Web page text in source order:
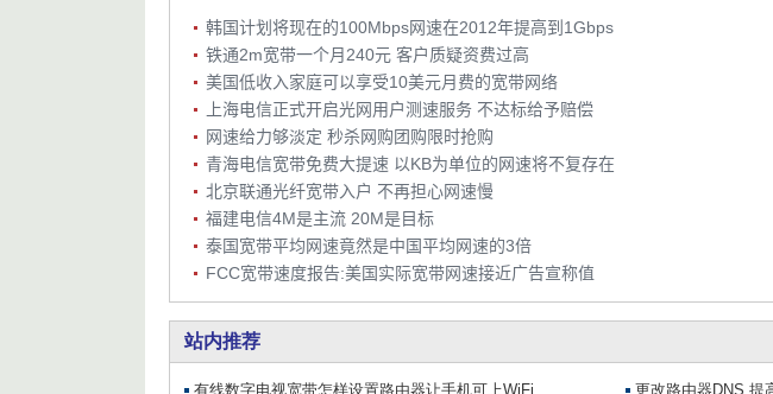
韩国计划将现在的100Mbps网速在2012年提高到1Gbps
铁通2m宽带一个月240元 客户质疑资费过高
美国低收入家庭可以享受10美元月费的宽带网络
上海电信正式开启光网用户测速服务 不达标给予赔偿
网速给力够淡定 秒杀网购团购限时抢购
青海电信宽带免费大提速 以KB为单位的网速将不复存在
北京联通光纤宽带入户 不再担心网速慢
福建电信4M是主流 20M是目标
泰国宽带平均网速竟然是中国平均网速的3倍
FCC宽带速度报告:美国实际宽带网速接近广告宣称值